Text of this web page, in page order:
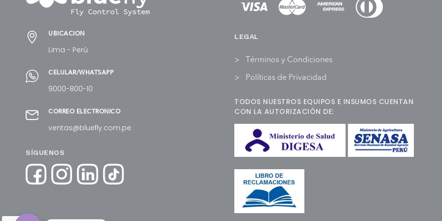
UBICACIÓN
Lima - Perú
CELULAR/WHATSAPP
9000-800-10
CORREO ELECTRÓNICO
ventas@bluefly.com.pe
SÍGUENOS
LEGAL
Términos y Condiciones
Políticas de Privacidad
TODOS NUESTROS EQUIPOS E INSUMOS CUENTAN
CON LA AUTORIZACIÓN DE: